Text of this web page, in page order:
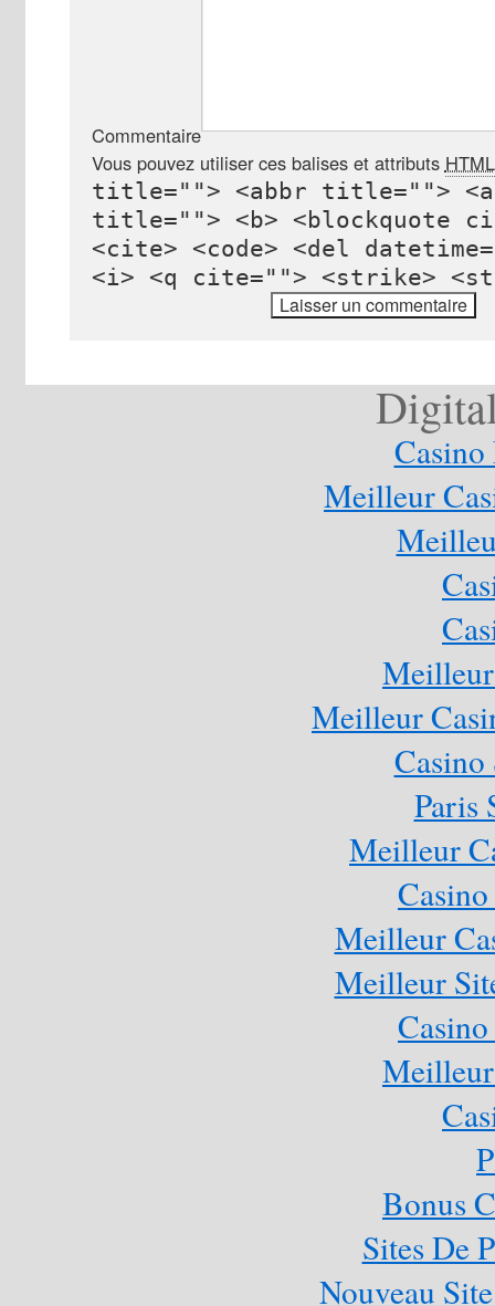
Commentaire
Vous pouvez utiliser ces balises et attributs HTML
title=""> <abbr title="">
title=""> <b> <blockquote
<cite> <code> <del
<i> <q cite=""> <strike>
Meilleur
Meilleur
Casino
Paris
Meilleur
Meilleur
Meilleur
Bonus
Sites De
Nouveau